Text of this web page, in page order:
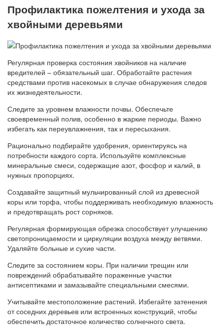
Профилактика пожелтения и ухода за
хвойными деревьями
Регулярная проверка состояния хвойников на наличие
вредителей – обязательный шаг. Обработайте растения
средствами против насекомых в случае обнаружения следов
их жизнедеятельности.
Следите за уровнем влажности почвы. Обеспечьте
своевременный полив, особенно в жаркие периоды. Важно
избегать как переувлажнения, так и пересыхания.
Рационально подбирайте удобрения, ориентируясь на
потребности каждого сорта. Используйте комплексные
минеральные смеси, содержащие азот, фосфор и калий, в
нужных пропорциях.
Создавайте защитный мульчированный слой из древесной
коры или торфа, чтобы поддерживать необходимую влажность
и предотвращать рост сорняков.
Регулярная формирующая обрезка способствует улучшению
светопроницаемости и циркуляции воздуха между ветвями.
Удаляйте больные и сухие части.
Следите за состоянием коры. При наличии трещин или
повреждений обрабатывайте пораженные участки
антисептиками и замазывайте специальными смесями.
Учитывайте местоположение растений. Избегайте затенения
от соседних деревьев или встроенных конструкций, чтобы
обеспечить достаточное количество солнечного света.